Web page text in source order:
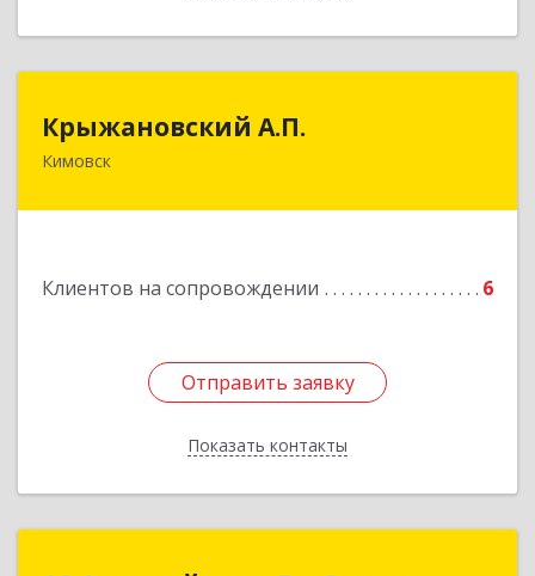
Крыжановский А.П.
Кимовск
Клиентов на сопровождении 6
Отправить заявку
Показать контакты
Крыжановский А.П.
Отправить заявку
Назад
1С:Франчайзинг. БухСервис